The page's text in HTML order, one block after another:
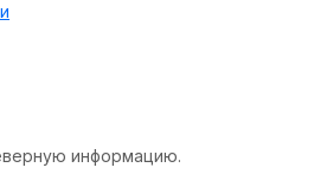
информацию.